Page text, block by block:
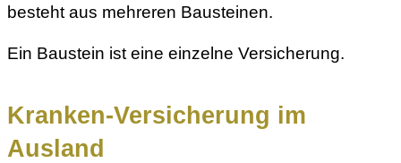
besteht aus mehreren Bausteinen.
Ein Baustein ist eine einzelne Versicherung.
Kranken-Versicherung im
Ausland